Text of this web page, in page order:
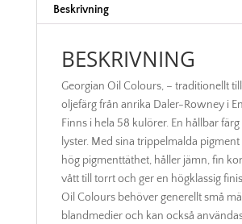
Beskrivning
BESKRIVNING
Georgian Oil Colours, – traditionellt
oljefärg från anrika Daler-Rowney i
Finns i hela 58 kulörer. En hållbar
lyster. Med sina trippelmalda pigment
hög pigmenttäthet, håller jämn, fin
vått till torrt och ger en högklassig
Oil Colours behöver generellt små
blandmedier och kan också